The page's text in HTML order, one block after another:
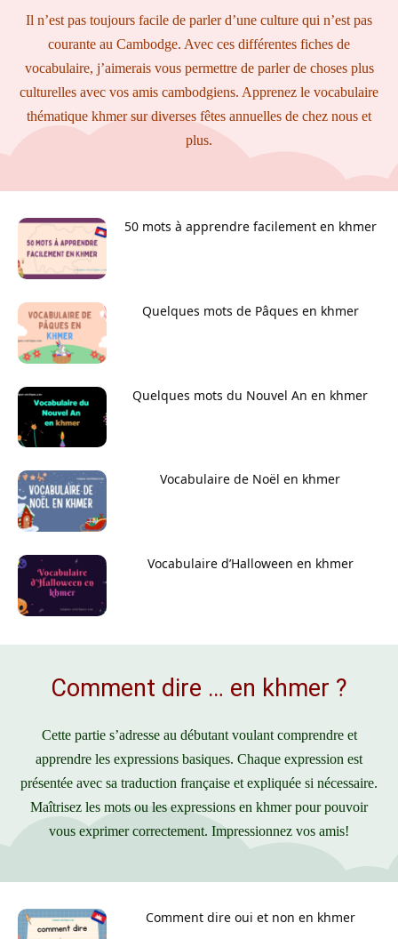
Il n’est pas toujours facile de parler d’une culture qui n’est pas
courante au Cambodge. Avec ces différentes fiches de
vocabulaire, j’aimerais vous permettre de parler de choses plus
culturelles avec vos amis cambodgiens. Apprenez le vocabulaire
thématique khmer sur diverses fêtes annuelles de chez nous et
plus.
50 mots à apprendre facilement en khmer
Quelques mots de Pâques en khmer
Quelques mots du Nouvel An en khmer
Vocabulaire de Noël en khmer
Vocabulaire d’Halloween en khmer
Comment dire … en khmer ?
Cette partie s’adresse au débutant voulant comprendre et
apprendre les expressions basiques. Chaque expression est
présentée avec sa traduction française et expliquée si nécessaire.
Maîtrisez les mots ou les expressions en khmer pour pouvoir
vous exprimer correctement. Impressionnez vos amis!
Comment dire oui et non en khmer